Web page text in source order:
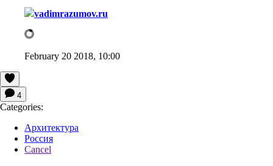
vadimrazumov.ru
February 20 2018, 10:00
4
Categories:
Архитектура
Россия
Cancel